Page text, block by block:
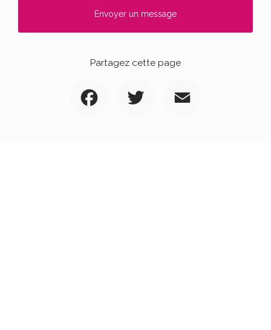
Envoyer un message
Partagez cette page